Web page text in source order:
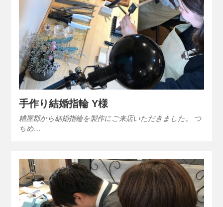
手作り結婚指輪 Y様
糟屋郡から結婚指輪を製作にご来店いただきました。 つ
ちめ…